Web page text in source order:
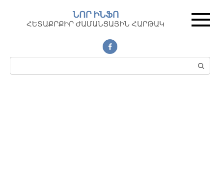
контенту
ՆՈՐ ԻՆՖՈ
ՀԵՏԱՔՐՔԻՐ ԺԱՄԱՆՑԱՅԻՆ ՀԱՐԹԱԿ
Поиск: